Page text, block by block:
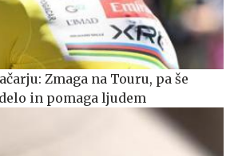
Zmaga na Touru, pa še
in pomaga ljudem